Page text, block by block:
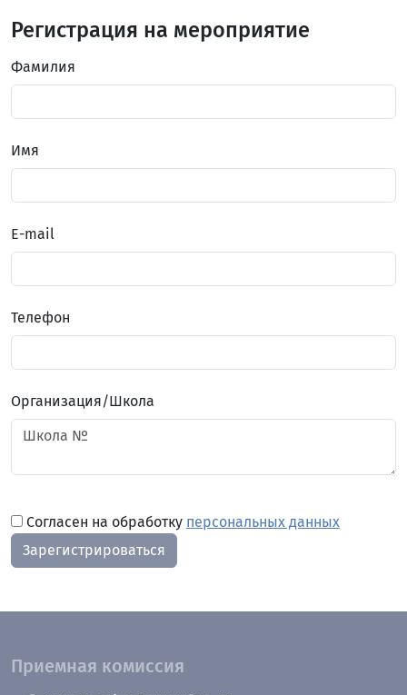
Регистрация на мероприятие
Фамилия
Имя
E-mail
Телефон
Организация/Школа
Согласен на обработку персональных данных
Зарегистрироваться
Приемная комиссия